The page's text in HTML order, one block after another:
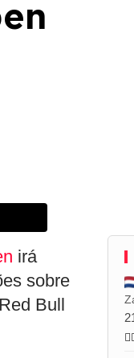
irá
sobre
Bull